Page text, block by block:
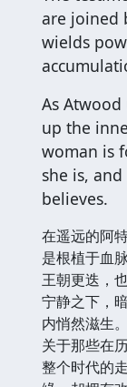
are joined
wields
As
up the
woman is
she is,
believes.
在遥远的阿
是根植于血
王朝更迭，
宁静之下，
内悄然滋生
关于那些在
整个时代的